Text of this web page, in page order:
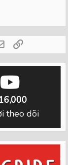
Email
theo dõi